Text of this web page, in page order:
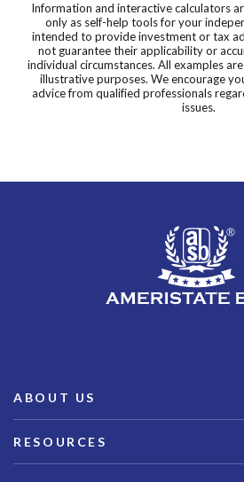
Information and interactive calculators
only as self-help tools for your
intended to provide investment or tax
not guarantee their applicability or
individual circumstances. All examples
illustrative purposes. We encourage
advice from qualified professionals
issues.
AmeriState Bank
ABOUT US
RESOURCES